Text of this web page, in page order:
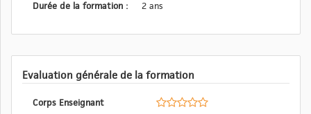
Durée de la formation :
2 ans
Evaluation générale de la formation
Corps Enseignant